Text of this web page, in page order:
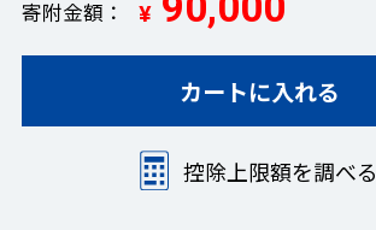
寄附金額 ¥
カートに入れる
控除上限額を調べる